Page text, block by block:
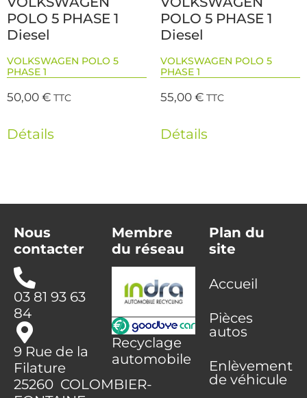
POLO 5 PHASE 1
Diesel
VOLKSWAGEN POLO 5
PHASE 1
50,00€ TTC
Détails
POLO 5 PHASE 1
Diesel
VOLKSWAGEN POLO 5
PHASE 1
55,00€ TTC
Détails
Nous
contacter
03 81 93 63
84
9 Rue de la
Filature
25260 COLOMBIER-
Membre
du réseau
Recyclage
automobile
Plan du
site
Accueil
Pièces
autos
Enlèvement
de véhicule